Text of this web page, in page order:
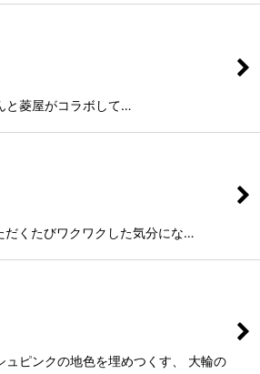
と菱屋がコラボして…
だくたびワクワクした気分にな…
ピンクの地色を埋めつくす、 大輪の